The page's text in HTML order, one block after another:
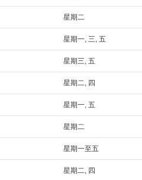
星期二
星期一, 三, 五
星期三, 五
星期二, 四
星期一, 五
星期二
星期一至五
星期二, 四